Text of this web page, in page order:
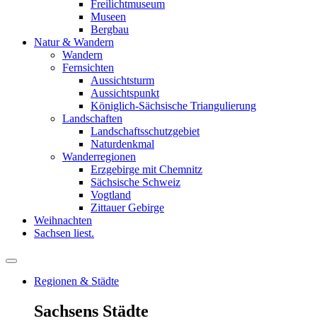
Freilichtmuseum
Museen
Bergbau
Natur & Wandern
Wandern
Fernsichten
Aussichtsturm
Aussichtspunkt
Königlich-Sächsische Triangulierung
Landschaften
Landschaftsschutzgebiet
Naturdenkmal
Wanderregionen
Erzgebirge mit Chemnitz
Sächsische Schweiz
Vogtland
Zittauer Gebirge
Weihnachten
Sachsen liest.
Regionen & Städte
Sachsens Städte